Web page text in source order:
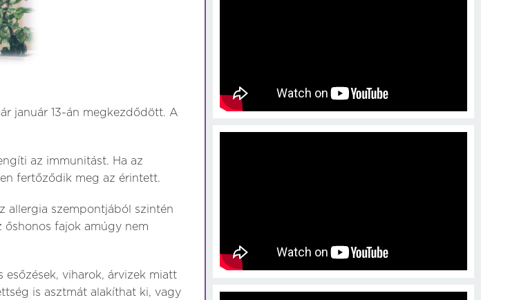
január 13-án megkezdődött. A
az immunitást. Ha az
fertőződik meg az érintett.
allergia szempontjából szintén
őshonos fajok amúgy nem
viharok, árvizek miatt
is asztmát alakíthat ki, vagy